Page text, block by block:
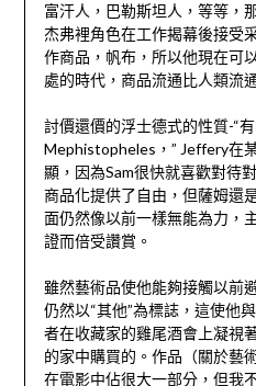
富汗人，巴勒斯坦人，等等，
杰弗裡角色在工作揭幕後接受
作商品，帆布，所以他現在可
處的時代，商品流通比人類流
討價還價的浮士德式的性質-“
Mephistopheles，” Jeffery在
顯，因為Sam很快就喜歡對待
商品化提供了自由，但薩姆還
面仍然像以前一樣無能為力，
證而倍受讚賞。
雖然藝術品使他能夠接觸以前
仍然以“其他”為標誌，這使他
者在收藏家的雞尾酒會上凝視
的家中購買的。作品（關於藝
在電影中佔很大一部分，但我